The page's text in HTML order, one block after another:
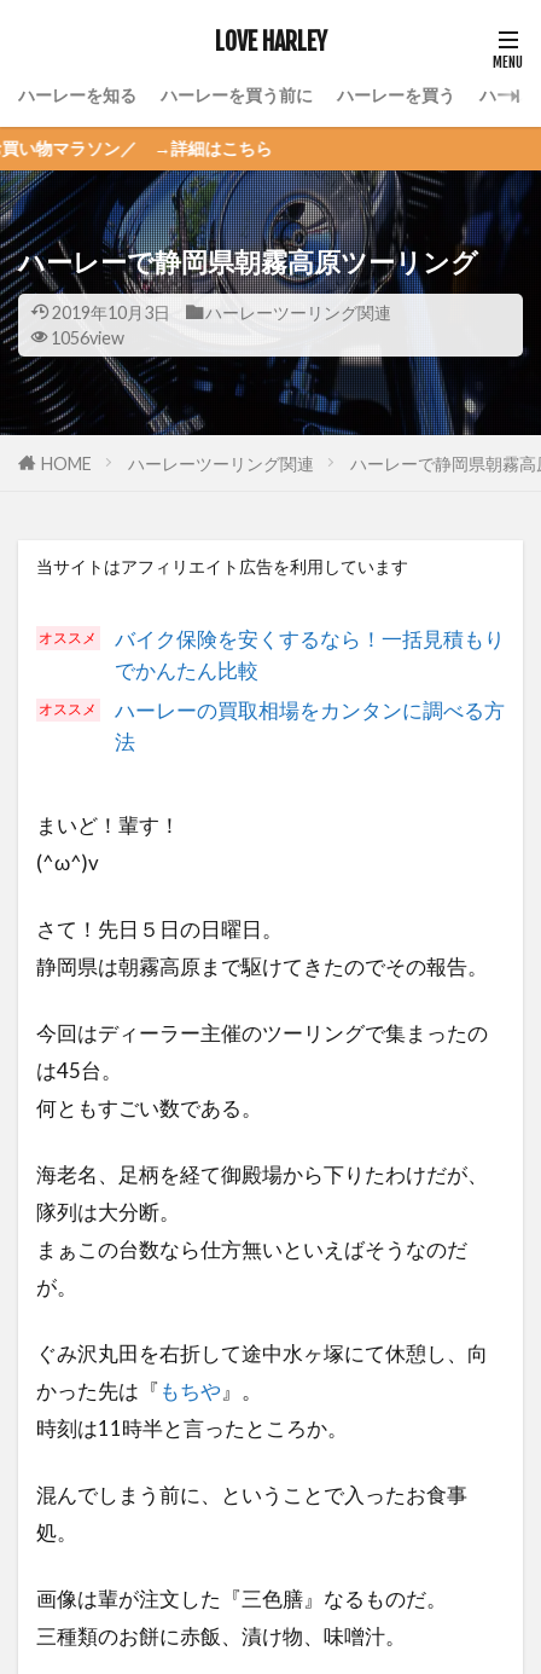
LOVE HARLEY
ハーレーを知る ハーレーを買う前に ハーレーを買う ハーレ
／ →詳細はこちら
ハーレーで静岡県朝霧高原ツーリング
2019年10月3日
ハーレーツーリング関連
1056view
HOME ハーレーツーリング関連 ハーレーで静岡県朝霧
当サイトはアフィリエイト広告を利用しています
バイク保険を安くするなら！一括見積もり
でかんたん比較
ハーレーの買取相場をカンタンに調べる方
法
まいど！輩す！
(^ω^)v
さて！先日５日の日曜日。
静岡県は朝霧高原まで駆けてきたのでその報告。
今回はディーラー主催のツーリングで集まったの
は45台。
何ともすごい数である。
海老名、足柄を経て御殿場から下りたわけだが、
隊列は大分断。
まぁこの台数なら仕方無いといえばそうなのだ
が。
ぐみ沢丸田を右折して途中水ヶ塚にて休憩し、向
かった先は『 もちや』。
時刻は11時半と言ったところか。
混んでしまう前に、ということで入ったお食事
処。
画像は輩が注文した『三色膳』なるものだ。
三種類のお餅に赤飯、漬け物、味噌汁。